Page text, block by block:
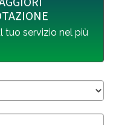
tuo servizio nel più